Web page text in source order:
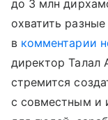
до 3 млн
охватить
в комментарии
директор Талал
стремится
с совместным и